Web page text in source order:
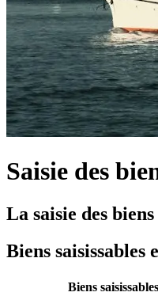
Saisie des
La saisie des
Biens saisissables
Biens saisissables